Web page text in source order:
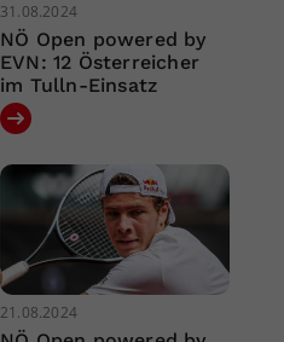
31.08.2024
NÖ Open powered by
EVN: 12 Österreicher
im Tulln-Einsatz
21.08.2024